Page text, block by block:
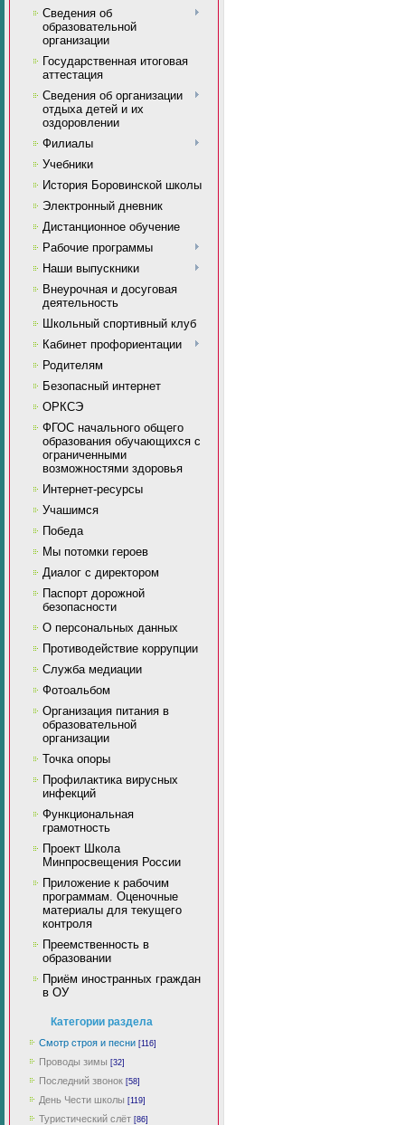
Сведения об
образовательной
организации
Государственная итоговая
аттестация
Сведения об организации
отдыха детей и их
оздоровлении
Филиалы
Учебники
История Боровинской школы
Электронный дневник
Дистанционное обучение
Рабочие программы
Наши выпускники
Внеурочная и досуговая
деятельность
Школьный спортивный клуб
Кабинет профориентации
Родителям
Безопасный интернет
ОРКСЭ
ФГОС начального общего
образования обучающихся с
ограниченными
возможностями здоровья
Интернет-ресурсы
Учашимся
Победа
Мы потомки героев
Диалог с директором
Паспорт дорожной
безопасности
О персональных данных
Противодействие коррупции
Служба медиации
Фотоальбом
Организация питания в
образовательной
организации
Точка опоры
Профилактика вирусных
инфекций
Функциональная
грамотность
Проект Школа
Минпросвещения России
Приложение к рабочим
программам. Оценочные
материалы для текущего
контроля
Преемственность в
образовании
Приём иностранных граждан
в ОУ
Категории раздела
Смотр строя и песни [116]
Проводы зимы [32]
Последний звонок [58]
День Чести школы [119]
Туристический слёт [86]